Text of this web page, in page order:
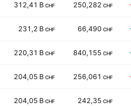
312,41 B CHF 250,282 CHF
231,2 B CHF 66,490 CHF
220,31 B CHF 840,155 CHF
204,05 B CHF 256,061 CHF
204,05 B CHF 242,35 CHF